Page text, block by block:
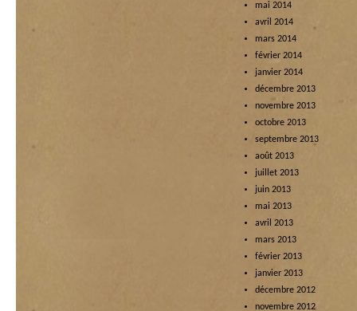
mai 2014
avril 2014
mars 2014
février 2014
janvier 2014
décembre 2013
novembre 2013
octobre 2013
septembre 2013
août 2013
juillet 2013
juin 2013
mai 2013
avril 2013
mars 2013
février 2013
janvier 2013
décembre 2012
novembre 2012